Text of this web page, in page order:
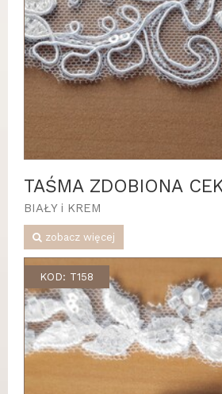
TAŚMA ZDOBIONA
BIAŁY i KREM
zobacz więcej
KOD: T158